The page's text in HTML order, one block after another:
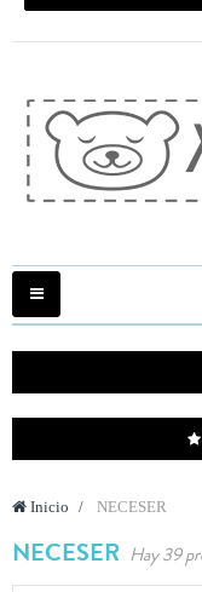
Navegación
Toggle
Inicio > NECESER
NECESER Hay 39